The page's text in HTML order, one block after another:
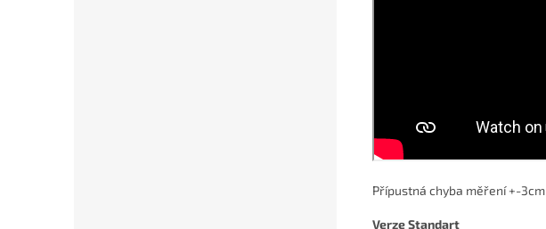
Přípustná chyba měření +-3cm
Verze Standart